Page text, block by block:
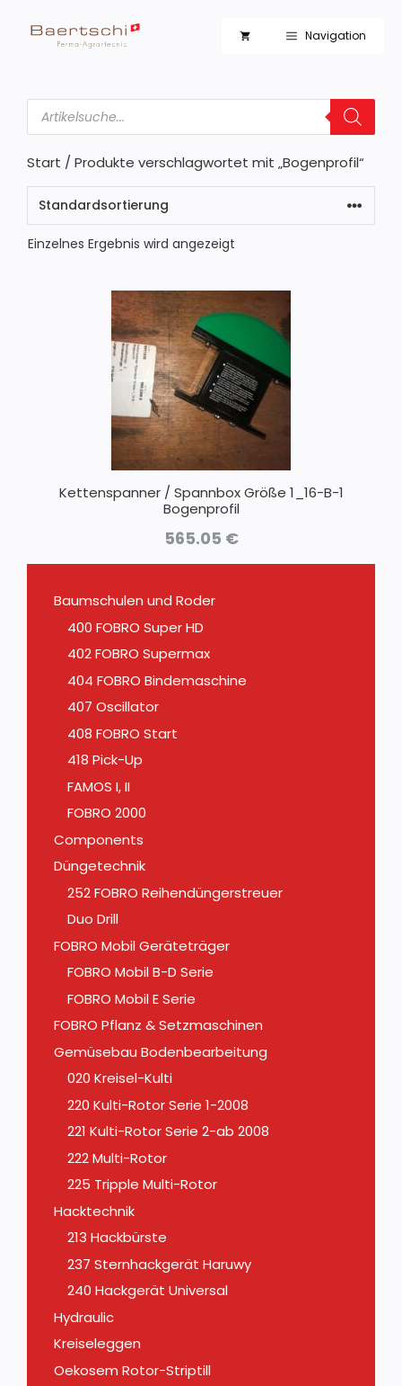
Inhalt
Navigation
Products
search
Start / Produkte verschlagwortet mit „Bogenprofil“
Einzelnes Ergebnis wird angezeigt
Kettenspanner / Spannbox Größe 1_16-B-1
Bogenprofil
565.05 €
Baumschulen und Roder
400 FOBRO Super HD
402 FOBRO Supermax
404 FOBRO Bindemaschine
407 Oscillator
408 FOBRO Start
418 Pick-Up
FAMOS I, II
FOBRO 2000
Components
Düngetechnik
252 FOBRO Reihendüngerstreuer
Duo Drill
FOBRO Mobil Geräteträger
FOBRO Mobil B-D Serie
FOBRO Mobil E Serie
FOBRO Pflanz & Setzmaschinen
Gemüsebau Bodenbearbeitung
020 Kreisel-Kulti
220 Kulti-Rotor Serie 1-2008
221 Kulti-Rotor Serie 2-ab 2008
222 Multi-Rotor
225 Tripple Multi-Rotor
Hacktechnik
213 Hackbürste
237 Sternhackgerät Haruwy
240 Hackgerät Universal
Hydraulic
Kreiseleggen
Oekosem Rotor-Striptill